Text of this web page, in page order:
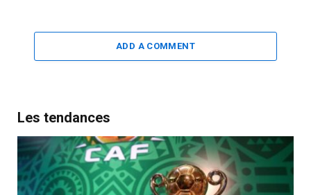
ADD A COMMENT
Les tendances